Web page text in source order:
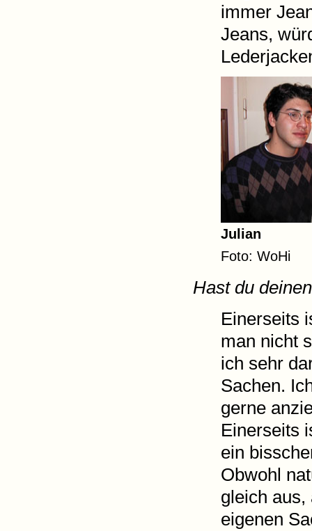
immer
Jeans,
Julian
Foto: WoHi
Hast du
Einerseits
man nicht
ich sehr
Sachen.
gerne
Einerseits
ein
Obwohl
gleich aus,
eigenen